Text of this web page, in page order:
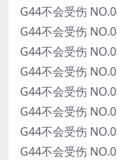
G44不会受伤
G44不会受伤
G44不会受伤
G44不会受伤
G44不会受伤
G44不会受伤
G44不会受伤
G44不会受伤